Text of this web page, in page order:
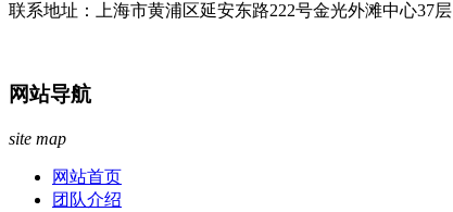
联系地址：上海市黄浦区延安东路222号金光外滩中心37层
网站导航
site map
网站首页
团队介绍